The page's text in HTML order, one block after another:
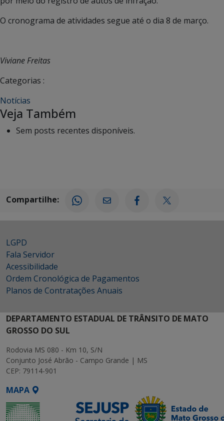
O cronograma de atividades segue até o dia 8 de março.
Viviane Freitas
Categorias :
Notícias
Veja Também
Sem posts recentes disponíveis.
Compartilhe:
LGPD
Fala Servidor
Acessibilidade
Ordem Cronológica de Pagamentos
Planos de Contratações Anuais
DEPARTAMENTO ESTADUAL DE TRÂNSITO DE MATO
GROSSO DO SUL
Rodovia MS 080 - Km 10, S/N
Conjunto José Abrão - Campo Grande | MS
CEP: 79114-901
MAPA